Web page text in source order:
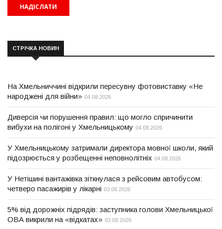
СТРІЧКА НОВИН
На Хмельниччині відкрили пересувну фотовиставку «Не
народжені для війни» 04.08.2026
Диверсія чи порушення правил: що могло спричинити
вибухи на полігоні у Хмельницькому 04.08.2026
У Хмельницькому затримали директора мовної школи, який
підозрюється у розбещенні неповнолітніх 04.08.2026
У Нетішині вантажівка зіткнулася з рейсовим автобусом:
четверо пасажирів у лікарні 03.08.2026
5% від дорожніх підрядів: заступника голови Хмельницької
ОВА викрили на «відкатах» 03.08.2026